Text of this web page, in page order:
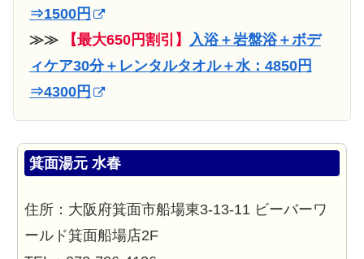
⇒1500円
≫≫
【最大650円割引】
入浴＋岩盤浴＋ボデ
ィケア30分＋レンタルタオル＋水：4850円
⇒4300円
箕面湯元 水春
住所：大阪府箕面市船場東3-13-11 ビーバーワ
ールド箕面船場店2F